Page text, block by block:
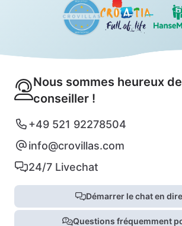
Nous sommes heureux
conseiller !
+49 521 92278504
info@crovillas.com
24/7 Livechat
Démarrer le chat en
Questions fréquemment